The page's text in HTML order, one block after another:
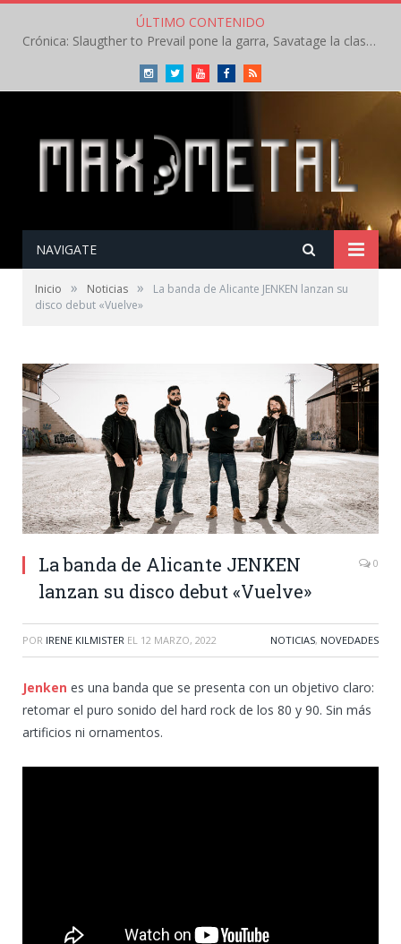
ÚLTIMO CONTENIDO
Crónica: Slaugther to Prevail pone la garra, Savatage la clase en la apertura del Leyendas del Rock – Miércoles – Agosto 2026
InstagramTwitterYoutubeFacebookRSS
NAVIGATE
Inicio » Noticias »
La banda de Alicante JENKEN lanzan su
disco debut «Vuelve»
La banda de Alicante JENKEN
lanzan su disco debut «Vuelve»
0
POR IRENE KILMISTER EL 12 MARZO, 2022 NOTICIAS, NOVEDADES
Jenken es una banda que se presenta con un objetivo claro:
retomar el puro sonido del hard rock de los 80 y 90. Sin más
artificios ni ornamentos.